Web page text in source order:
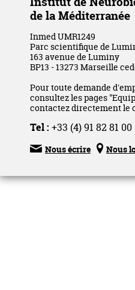
de la Méditerranée
Inmed UMR1249
Parc scientifique de
163 avenue de Luminy
BP13 - 13273 Marseille
Pour toute demande
consultez les pages
contactez directement le
Tel : +33 (4) 91 82 81 00
 Nous écrire  Nous